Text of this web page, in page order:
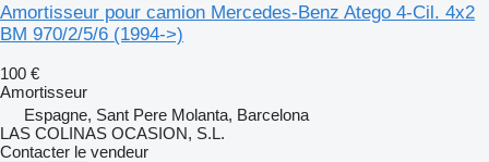
Amortisseur pour camion Mercedes-Benz Atego 4-Cil. 4x2
BM 970/2/5/6 (1994->)
100 €
Amortisseur
Espagne, Sant Pere Molanta, Barcelona
LAS COLINAS OCASION, S.L.
Contacter le vendeur